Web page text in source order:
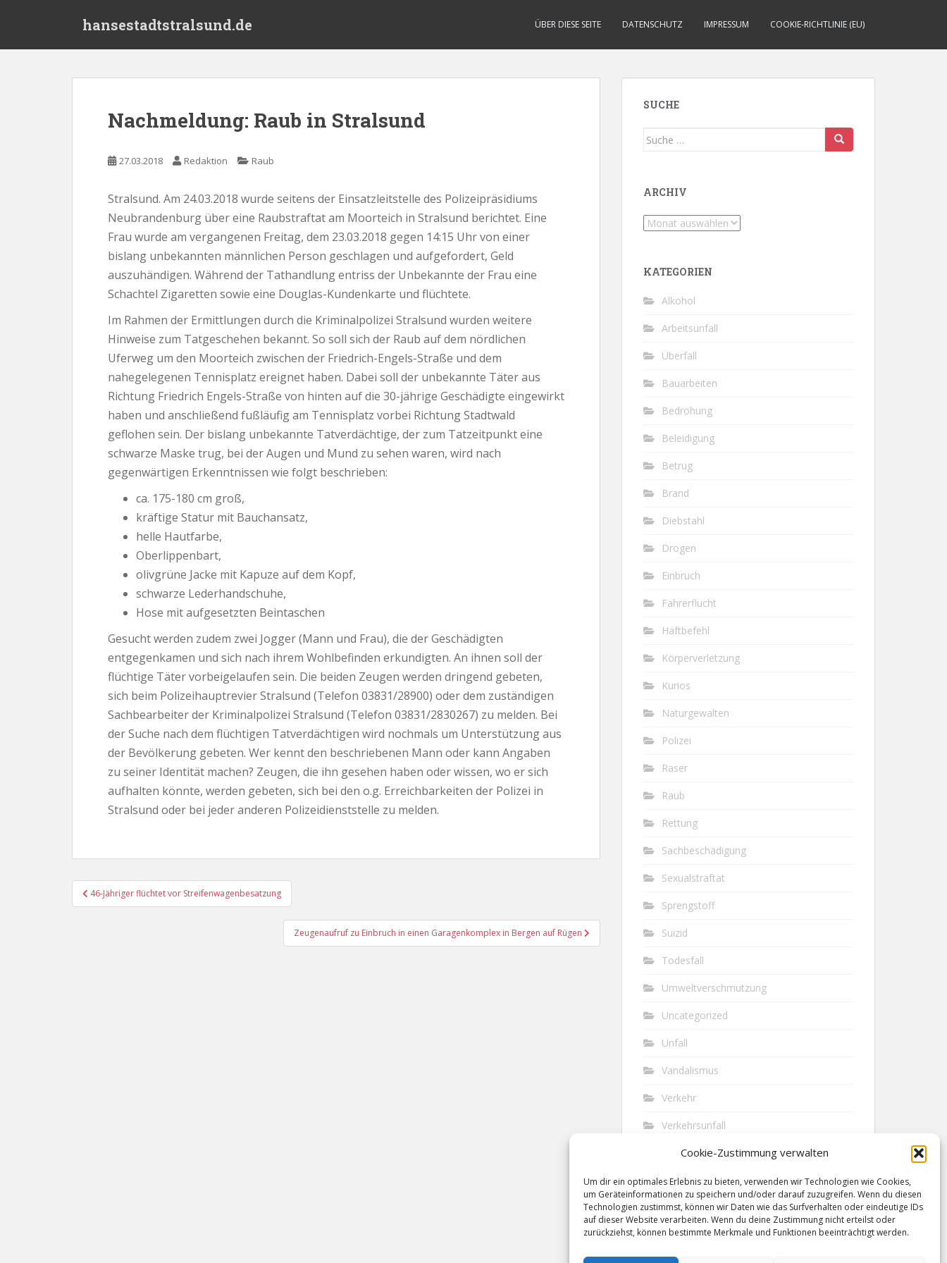
Cookie-Zustimmung verwalten
Um dir ein optimales Erlebnis zu bieten, verwenden wir Technologien wie Cookies,
um Geräteinformationen zu speichern und/oder darauf zuzugreifen. Wenn du diesen
Technologien zustimmst, können wir Daten wie das Surfverhalten oder eindeutige IDs
auf dieser Website verarbeiten. Wenn du deine Zustimmung nicht erteilst oder
zurückziehst, können bestimmte Merkmale und Funktionen beeinträchtigt werden.
hansestadtstralsund.de ÜBER DIESE SEITE DATENSCHUTZ IMPRESSUM COOKIE-RICHTLINIE (EU)
Nachmeldung: Raub in Stralsund
27.03.2018 Redaktion Raub
Stralsund. Am 24.03.2018 wurde seitens der Einsatzleitstelle des Polizeipräsidiums
Neubrandenburg über eine Raubstraftat am Moorteich in Stralsund berichtet. Eine
Frau wurde am vergangenen Freitag, dem 23.03.2018 gegen 14:15 Uhr von einer
bislang unbekannten männlichen Person geschlagen und aufgefordert, Geld
auszuhändigen. Während der Tathandlung entriss der Unbekannte der Frau eine
Schachtel Zigaretten sowie eine Douglas-Kundenkarte und flüchtete.
Im Rahmen der Ermittlungen durch die Kriminalpolizei Stralsund wurden weitere
Hinweise zum Tatgeschehen bekannt. So soll sich der Raub auf dem nördlichen
Uferweg um den Moorteich zwischen der Friedrich-Engels-Straße und dem
nahegelegenen Tennisplatz ereignet haben. Dabei soll der unbekannte Täter aus
Richtung Friedrich Engels-Straße von hinten auf die 30-jährige Geschädigte eingewirkt
haben und anschließend fußläufig am Tennisplatz vorbei Richtung Stadtwald
geflohen sein. Der bislang unbekannte Tatverdächtige, der zum Tatzeitpunkt eine
schwarze Maske trug, bei der Augen und Mund zu sehen waren, wird nach
gegenwärtigen Erkenntnissen wie folgt beschrieben:
ca. 175-180 cm groß,
kräftige Statur mit Bauchansatz,
helle Hautfarbe,
Oberlippenbart,
olivgrüne Jacke mit Kapuze auf dem Kopf,
schwarze Lederhandschuhe,
Hose mit aufgesetzten Beintaschen
Gesucht werden zudem zwei Jogger (Mann und Frau), die der Geschädigten
entgegenkamen und sich nach ihrem Wohlbefinden erkundigten. An ihnen soll der
flüchtige Täter vorbeigelaufen sein. Die beiden Zeugen werden dringend gebeten,
sich beim Polizeihauptrevier Stralsund (Telefon 03831/28900) oder dem zuständigen
Sachbearbeiter der Kriminalpolizei Stralsund (Telefon 03831/2830267) zu melden. Bei
der Suche nach dem flüchtigen Tatverdächtigen wird nochmals um Unterstützung aus
der Bevölkerung gebeten. Wer kennt den beschriebenen Mann oder kann Angaben
zu seiner Identität machen? Zeugen, die ihn gesehen haben oder wissen, wo er sich
aufhalten könnte, werden gebeten, sich bei den o.g. Erreichbarkeiten der Polizei in
Stralsund oder bei jeder anderen Polizeidienststelle zu melden.
Beitragsnavigation
46-Jähriger flüchtet vor Streifenwagenbesatzung
Zeugenaufruf zu Einbruch in einen Garagenkomplex in Bergen auf Rügen
SUCHE
Suche
ARCHIV
Archiv
KATEGORIEN
Alkohol
Arbeitsunfall
Überfall
Bauarbeiten
Bedrohung
Beleidigung
Betrug
Brand
Diebstahl
Drogen
Einbruch
Fahrerflucht
Haftbefehl
Körperverletzung
Kurios
Naturgewalten
Polizei
Raser
Raub
Rettung
Sachbeschädigung
Sexualstraftat
Sprengstoff
Suizid
Todesfall
Umweltverschmutzung
Uncategorized
Unfall
Vandalismus
Verkehr
Verkehrsunfall
Vermisst
Waffen
Wilderei